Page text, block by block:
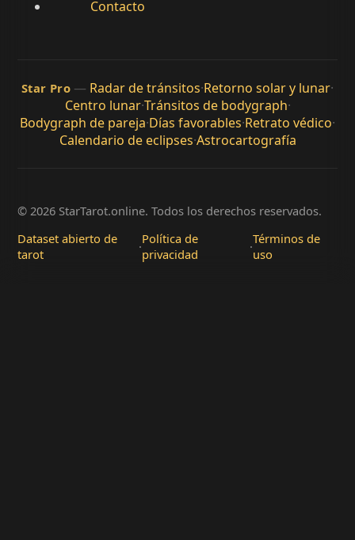
Contacto
Star Pro — Radar de tránsitos·Retorno solar y lunar·
Centro lunar·Tránsitos de bodygraph·
Bodygraph de pareja·Días favorables·Retrato védico·
Calendario de eclipses·Astrocartografía
© 2026 StarTarot.online. Todos los derechos reservados.
Dataset abierto de
tarot
·Política de
privacidad
·Términos de
uso